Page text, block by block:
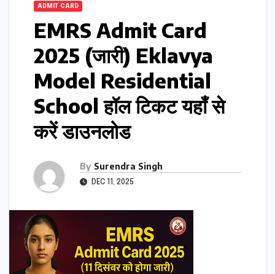
ADMIT CARD
EMRS Admit Card
2025 (जारी) Eklavya
Model Residential
School हॉल टिकट यहाँ से
करें डाउनलोड
By Surendra Singh
DEC 11, 2025